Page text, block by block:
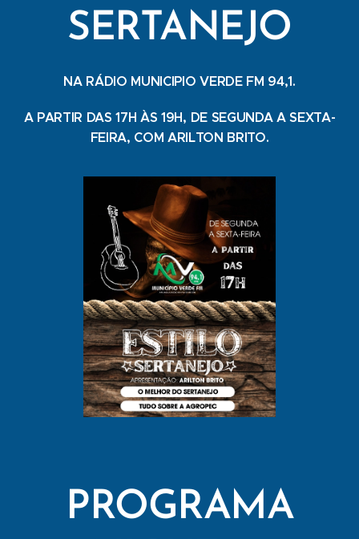
SERTANEJO
NA RÁDIO MUNICIPIO VERDE FM 94,1.
A PARTIR DAS 17H ÀS 19H, DE SEGUNDA A SEXTA-
FEIRA, COM ARILTON BRITO.
PROGRAMA